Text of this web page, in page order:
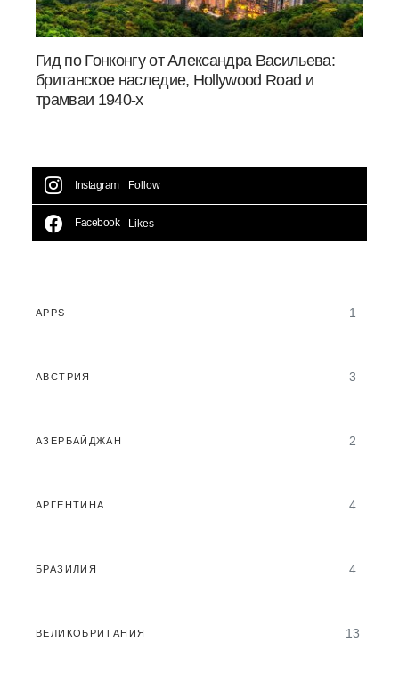
Гид по Гонконгу от Александра Васильева:
британское наследие, Hollywood Road и
трамваи 1940-х
Instagram Follow
Facebook Likes
APPS 1
АВСТРИЯ 3
АЗЕРБАЙДЖАН 2
АРГЕНТИНА 4
БРАЗИЛИЯ 4
ВЕЛИКОБРИТАНИЯ 13